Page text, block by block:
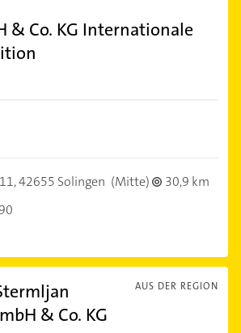
& Co. KG Internationale
42655 Solingen (Mitte)
30,9 km
AUS DER REGION
& Co. KG